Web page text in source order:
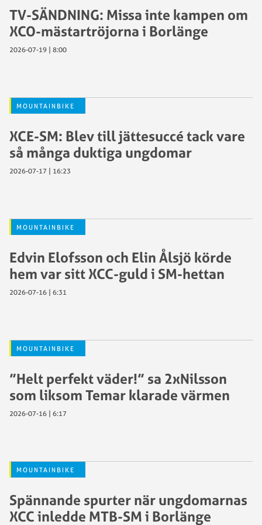
TV-SÄNDNING: Missa inte kampen om
XCO-mästartröjorna i Borlänge
2026-07-19 | 8:00
MOUNTAINBIKE
XCE-SM: Blev till jättesuccé tack vare
så många duktiga ungdomar
2026-07-17 | 16:23
MOUNTAINBIKE
Edvin Elofsson och Elin Ålsjö körde
hem var sitt XCC-guld i SM-hettan
2026-07-16 | 6:31
MOUNTAINBIKE
”Helt perfekt väder!” sa 2xNilsson
som liksom Temar klarade värmen
2026-07-16 | 6:17
MOUNTAINBIKE
Spännande spurter när ungdomarnas
XCC inledde MTB-SM i Borlänge